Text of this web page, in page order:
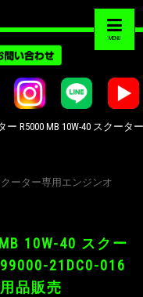
MENU
ー R5000 MB 10W-40 スクー
クーター専用エンジンオ
10W-40 スクー
21DC0-016
品販売